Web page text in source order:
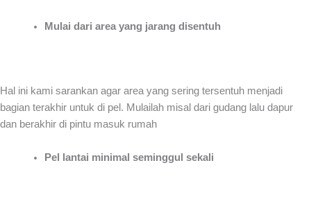
Mulai dari area yang jarang disentuh
Hal ini kami sarankan agar area yang sering tersentuh menjadi
bagian terakhir untuk di pel. Mulailah misal dari gudang lalu dapur
dan berakhir di pintu masuk rumah
Pel lantai minimal seminggul sekali